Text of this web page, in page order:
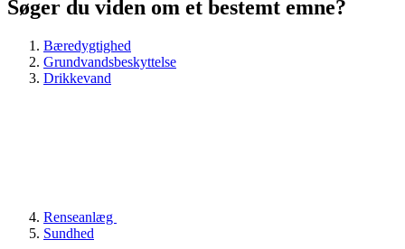
Søger du viden om et bestemt emne?
Bæredygtighed
Grundvandsbeskyttelse
Drikkevand
Renseanlæg
Sundhed